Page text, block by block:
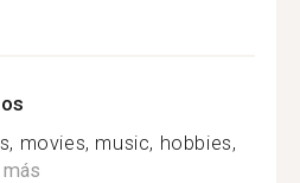
movies, music, hobbies,
más